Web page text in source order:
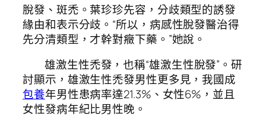
脫發、斑禿。葉珍珍先容，分歧類型的誘發
緣由和表示分歧。“所以，病感性脫發醫治得
先分清類型，才幹對癥下藥。”她說。
雄激生性禿發，也稱“雄激生性脫發”。研
討顯示，雄激生性禿發男性更多見，我國成
包養年男性患病率達21.3%、女性6%，並且
女性發病年紀比男性晚。